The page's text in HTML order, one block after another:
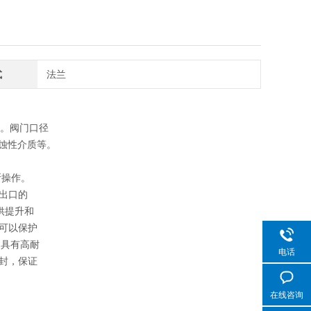
法兰
阀⻔⼝径
介质等。
作。
⼝的
提升和
以保护
有⾼耐
，保证
电话
在线咨询